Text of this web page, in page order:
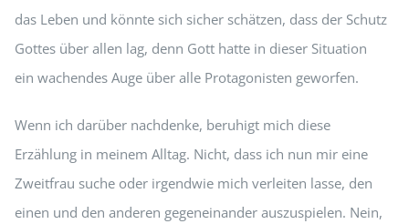
das Leben und könnte sich sicher schätzen, dass der Schutz
Gottes über allen lag, denn Gott hatte in dieser Situation
ein wachendes Auge über alle Protagonisten geworfen.
Wenn ich darüber nachdenke, beruhigt mich diese
Erzählung in meinem Alltag. Nicht, dass ich nun mir eine
Zweitfrau suche oder irgendwie mich verleiten lasse, den
einen und den anderen gegeneinander auszuspielen. Nein,